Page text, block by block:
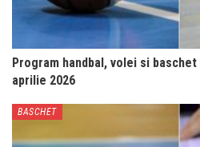
Program handbal, volei si
aprilie 2026
BASCHET